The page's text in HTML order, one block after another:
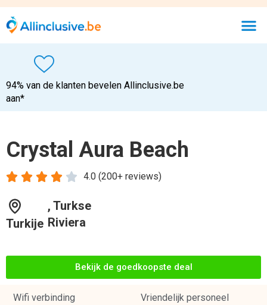
94% van de klanten bevelen Allinclusive.be
aan*
Crystal Aura Beach
4.0 (200+ reviews)
    
Turkije
, Turkse
Riviera
Bekijk de goedkoopste deal
Wifi verbinding
Vriendelijk personeel